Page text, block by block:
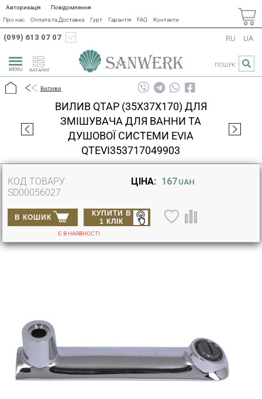
Авторизація
Повідомлення
Про нас
Оплата та Доставка Гурт Гарантія FAQ Контакти
(099) 613 07 07
КАТАЛОГ
RU UA
ПОШУК
Виливи
ВИЛИВ QTAP (35X37X170) ДЛЯ
ЗМІШУВАЧА ДЛЯ ВАННИ ТА
ДУШОВОЇ СИСТЕМИ EVIA
QTEVI353717049903
КОД ТОВАРУ:
SD00056027
ЦІНА: 167 UAH
В КОШИК
КУПИТИ В
1 КЛІК
Є В НАЯВНОСТІ